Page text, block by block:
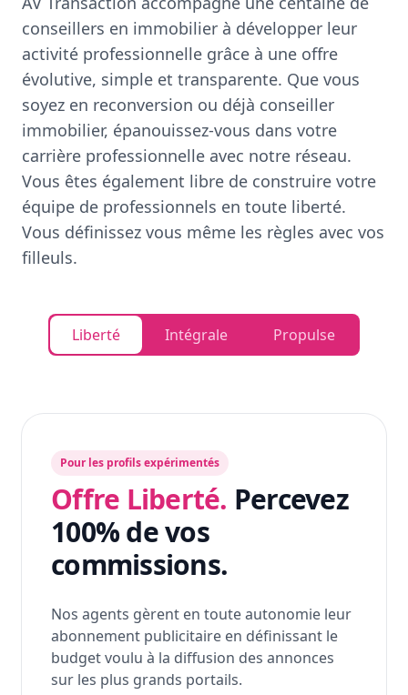
conseillers en immobilier à développer leur
activité professionnelle grâce à une offre
évolutive, simple et transparente. Que vous
soyez en reconversion ou déjà conseiller
immobilier, épanouissez-vous dans votre
carrière professionnelle avec notre réseau.
Vous êtes également libre de construire votre
équipe de professionnels en toute liberté.
Vous définissez vous même les règles avec vos
filleuls.
Liberté Intégrale Propulse
Pour les profils expérimentés
Offre Liberté. Percevez
100% de vos
commissions.
Nos agents gèrent en toute autonomie leur
abonnement publicitaire en définissant le
budget voulu à la diffusion des annonces
sur les plus grands portails.